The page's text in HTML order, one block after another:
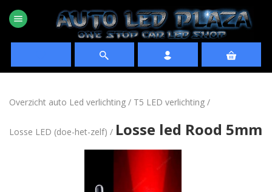
menu
Overzicht auto Led verlichting / T5 LED verlichting /
Losse LED (doe-het-zelf) / Losse led Rood 5mm